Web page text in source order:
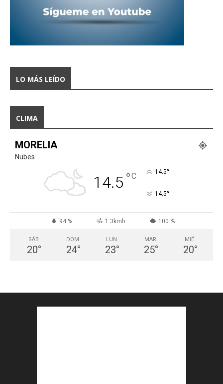
LO MÁS LEÍDO
CLIMA
MORELIA
Nubes
14.5 °C 14.5°
14.5°
94 % 1.3kmh 100 %
SÁB
20°
DOM
24°
LUN
23°
MAR
25°
MIÉ
20°